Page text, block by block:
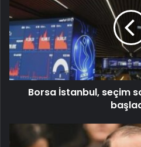
Borsa İstanbul, seçim